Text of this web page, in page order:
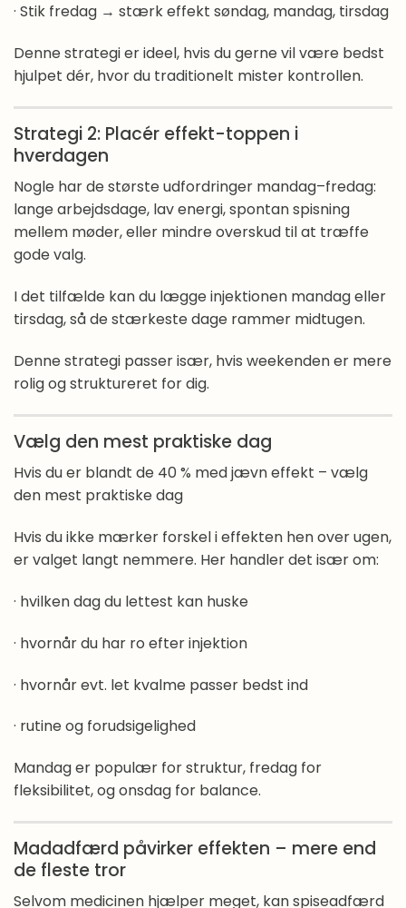
· Stik fredag → stærk effekt søndag, mandag, tirsdag
Denne strategi er ideel, hvis du gerne vil være bedst
hjulpet dér, hvor du traditionelt mister kontrollen.
Strategi 2: Placér effekt-toppen i
hverdagen
Nogle har de største udfordringer mandag–fredag:
lange arbejdsdage, lav energi, spontan spisning
mellem møder, eller mindre overskud til at træffe
gode valg.
I det tilfælde kan du lægge injektionen mandag eller
tirsdag, så de stærkeste dage rammer midtugen.
Denne strategi passer især, hvis weekenden er mere
rolig og struktureret for dig.
Vælg den mest praktiske dag
Hvis du er blandt de 40 % med jævn effekt – vælg
den mest praktiske dag
Hvis du ikke mærker forskel i effekten hen over ugen,
er valget langt nemmere. Her handler det især om:
· hvilken dag du lettest kan huske
· hvornår du har ro efter injektion
· hvornår evt. let kvalme passer bedst ind
· rutine og forudsigelighed
Mandag er populær for struktur, fredag for
fleksibilitet, og onsdag for balance.
Madadfærd påvirker effekten – mere end
de fleste tror
Selvom medicinen hjælper meget, kan spiseadfærd